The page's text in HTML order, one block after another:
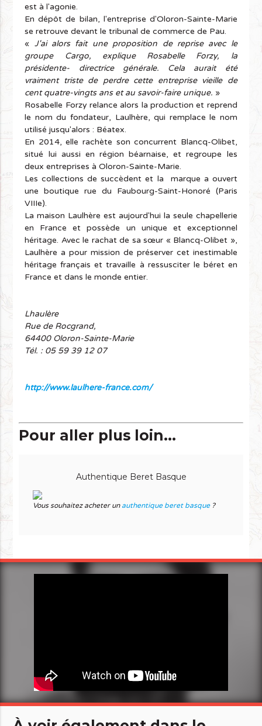
est à l'agonie.
En dépôt de bilan, l'entreprise d'Oloron-Sainte-Marie
se retrouve devant le tribunal de commerce de Pau.
« J'ai alors fait une proposition de reprise avec le
groupe Cargo, explique Rosabelle Forzy, la
présidente- directrice générale. Cela aurait été
vraiment triste de perdre cette entreprise vieille de
cent quatre-vingts ans et au savoir-faire unique. »
Rosabelle Forzy relance alors la production et reprend
le nom du fondateur, Laulhère, qui remplace le nom
utilisé jusqu'alors : Béatex.
En 2014, elle rachète son concurrent Blancq-Olibet,
situé lui aussi en région béarnaise, et regroupe les
deux entreprises à Oloron-Sainte-Marie.
Les collections de succèdent et la marque a ouvert
une boutique rue du Faubourg-Saint-Honoré (Paris
VIIIe).
La maison Laulhère est aujourd'hui la seule chapellerie
en France et possède un unique et exceptionnel
héritage. Avec le rachat de sa sœur « Blancq-Olibet »,
Laulhère a pour mission de préserver cet inestimable
héritage français et travaille à ressusciter le béret en
France et dans le monde entier.
Lhaulère
Rue de Rocgrand,
64400 Oloron-Sainte-Marie
Tél. : 05 59 39 12 07
http://www.laulhere-france.com/
Pour aller plus loin...
Authentique Beret Basque
Vous souhaitez acheter un authentique beret basque?